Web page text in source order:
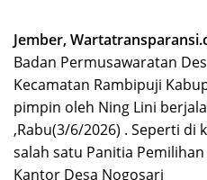
Jember,
Badan Permusawaratan
Kecamatan Rambipuji
pimpin oleh Ning Lini
,Rabu(3/6/2026) . Seperti di
salah satu Panitia
Kantor Desa Nogosari